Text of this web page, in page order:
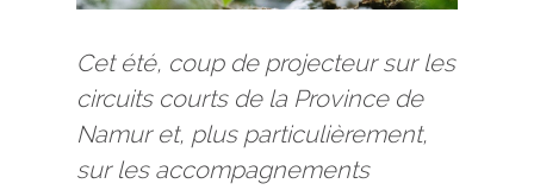
Cet été, coup de projecteur sur les
circuits courts de la Province de
Namur et, plus particulièrement,
sur les accompagnements